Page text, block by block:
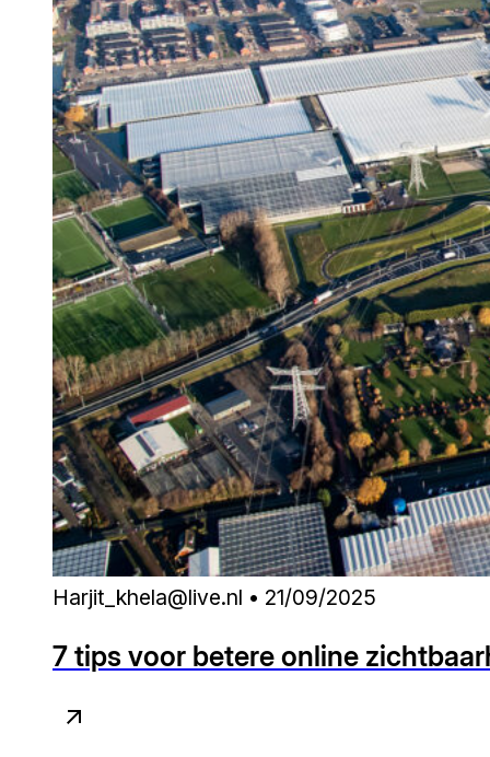
Harjit_khela@live.nl • 21/09/2025
7 tips voor betere online